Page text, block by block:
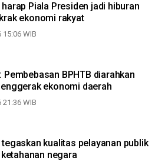
Piala Presiden jadi hiburan
ekonomi rakyat
15:06 WIB
Pembebasan BPHTB diarahkan
ekonomi daerah
21:36 WIB
kualitas pelayanan publik
negara